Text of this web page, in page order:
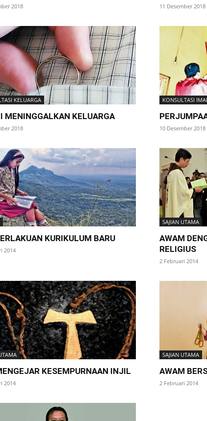
2018 11 Desember 2018
KELUARGA
MENINGGALKAN KELUARGA
2018
KONSULTASI
10 Desember 2018
KURIKULUM BARU
2014
SAJIAN UTAMA
AWAM
RELIGIUS
2 Februari 2014
KESEMPURNAAN INJIL
2014
SAJIAN UTAMA
AWAM
2 Februari 2014